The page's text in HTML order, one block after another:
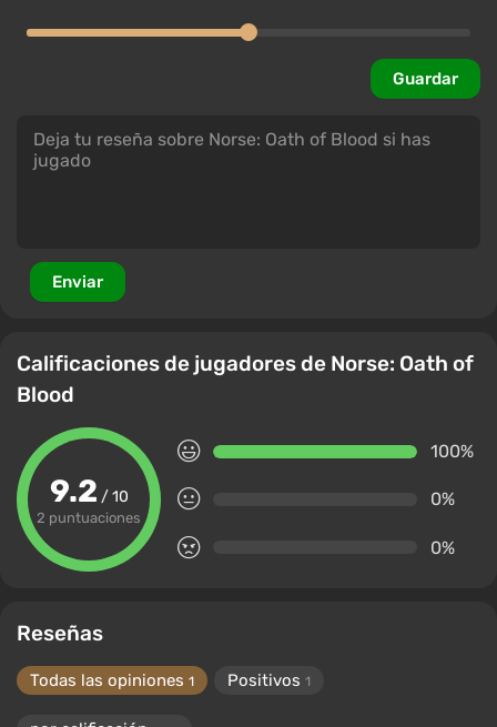
Guardar
Enviar
Calificaciones de jugadores de Norse: Oath of
Blood
9.2 / 10
2 puntuaciones
100%
0%
0%
Reseñas
Todas las opiniones 1 Positivos 1